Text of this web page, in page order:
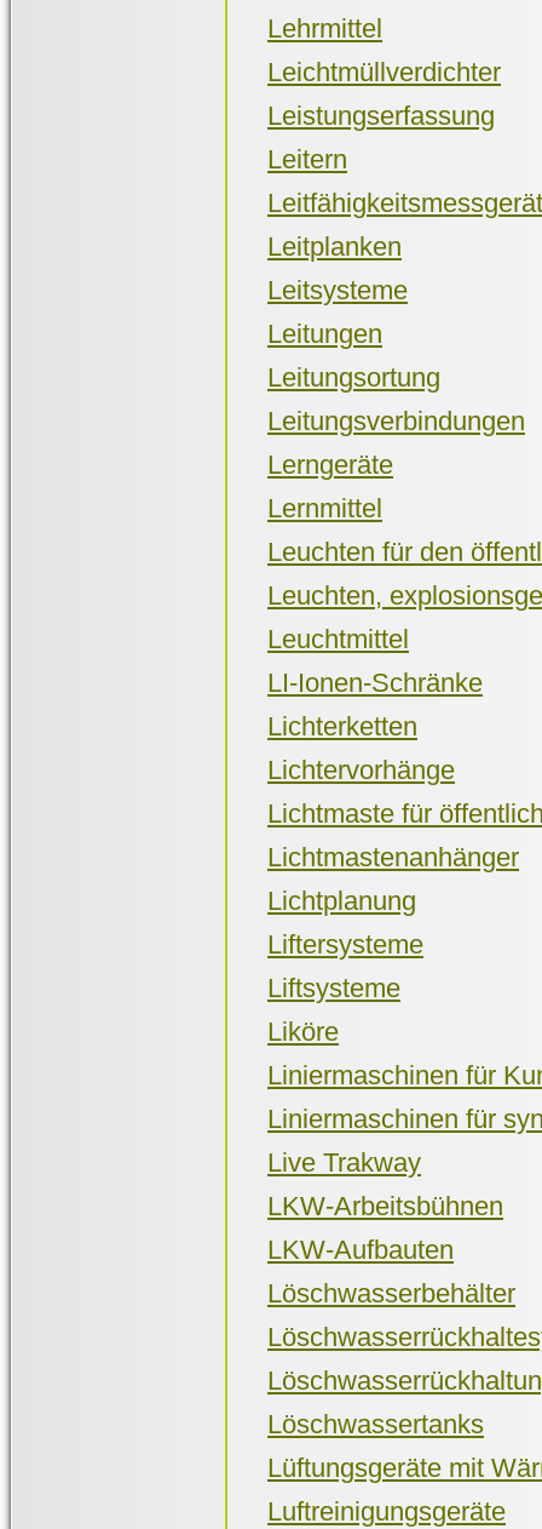
Lehrmittel
Leichtmüllverdichter
Leistungserfassung
Leitern
Leitplanken
Leitsysteme
Leitungen
Leitungsortung
Leitungsverbindungen
Lerngeräte
Lernmittel
Leuchten für den
Leuchten,
Leuchtmittel
LI-Ionen-Schränke
Lichterketten
Lichtervorhänge
Lichtmaste für
Lichtmastenanhänger
Lichtplanung
Liftersysteme
Liftsysteme
Liköre
Liniermaschinen für
Liniermaschinen für
Live Trakway
LKW-Arbeitsbühnen
LKW-Aufbauten
Löschwasserbehälter
Löschwassertanks
Lüftungsgeräte mit
Luftreinigungsgeräte